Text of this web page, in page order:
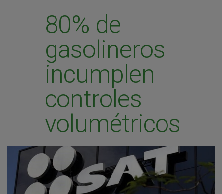
80% de
gasolineros
incumplen
controles
volumétricos